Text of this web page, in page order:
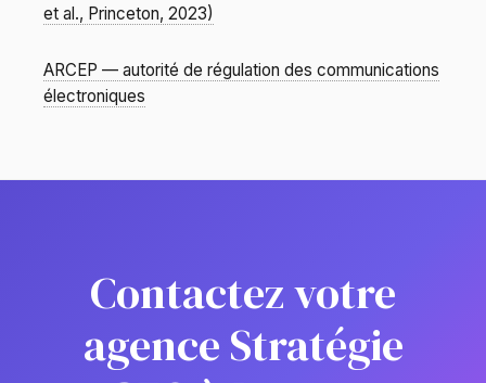
et al., Princeton, 2023)
ARCEP — autorité de régulation des communications
électroniques
Contactez votre
agence Stratégie